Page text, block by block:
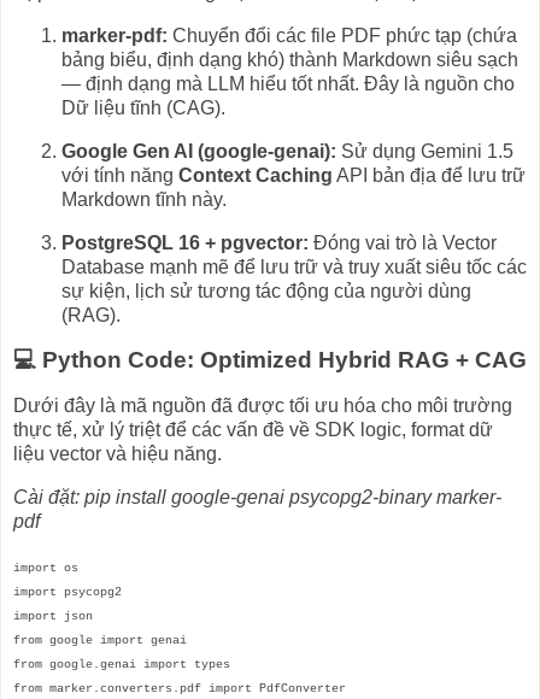
marker-pdf: Chuyển đổi các file PDF phức tạp (chứa
bảng biểu, định dạng khó) thành Markdown siêu sạch
— định dạng mà LLM hiểu tốt nhất. Đây là nguồn cho
Dữ liệu tĩnh (CAG).
Google Gen AI (google-genai): Sử dụng Gemini 1.5
với tính năng Context Caching API bản địa để lưu trữ
Markdown tĩnh này.
PostgreSQL 16 + pgvector: Đóng vai trò là Vector
Database mạnh mẽ để lưu trữ và truy xuất siêu tốc các
sự kiện, lịch sử tương tác động của người dùng
(RAG).
💻 Python Code: Optimized Hybrid RAG + CAG
Dưới đây là mã nguồn đã được tối ưu hóa cho môi trường
thực tế, xử lý triệt để các vấn đề về SDK logic, format dữ
liệu vector và hiệu năng.
Cài đặt: pip install google-genai psycopg2-binary marker-
pdf
import os
import psycopg2
import json
from google import genai
from google.genai import types
from marker.converters.pdf import PdfConverter